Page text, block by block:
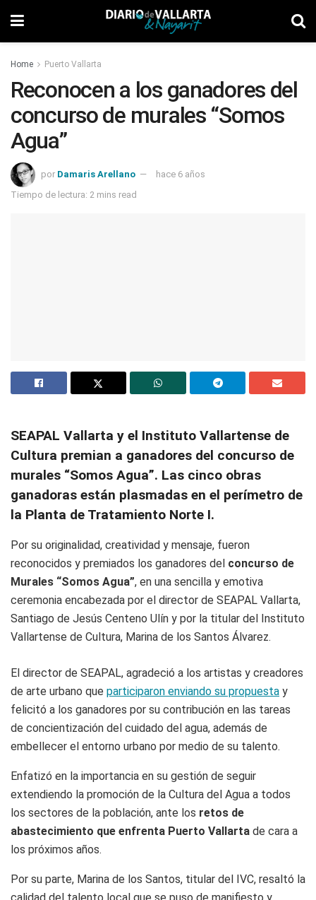
Home Puerto Vallarta
Reconocen a los ganadores del
concurso de murales “Somos
Agua”
por Damaris Arellano
hace 6 años
Tiempo de lectura: 2 mins read
SEAPAL Vallarta y el Instituto Vallartense de
Cultura premian a ganadores del concurso de
murales “Somos Agua”. Las cinco obras
ganadoras están plasmadas en el perímetro de
la Planta de Tratamiento Norte I.
Por su originalidad, creatividad y mensaje, fueron
reconocidos y premiados los ganadores del concurso de
Murales “Somos Agua”, en una sencilla y emotiva
ceremonia encabezada por el director de SEAPAL Vallarta,
Santiago de Jesús Centeno Ulín y por la titular del Instituto
Vallartense de Cultura, Marina de los Santos Álvarez.
El director de SEAPAL, agradeció a los artistas y creadores
de arte urbano que participaron enviando su propuesta y
felicitó a los ganadores por su contribución en las tareas
de concientización del cuidado del agua, además de
embellecer el entorno urbano por medio de su talento.
Enfatizó en la importancia en su gestión de seguir
extendiendo la promoción de la Cultura del Agua a todos
los sectores de la población, ante los retos de
abastecimiento que enfrenta Puerto Vallarta de cara a
los próximos años.
Por su parte, Marina de los Santos, titular del IVC, resaltó la